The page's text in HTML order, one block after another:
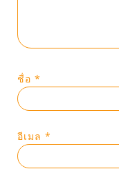
ชื่อ *
อีเมล *